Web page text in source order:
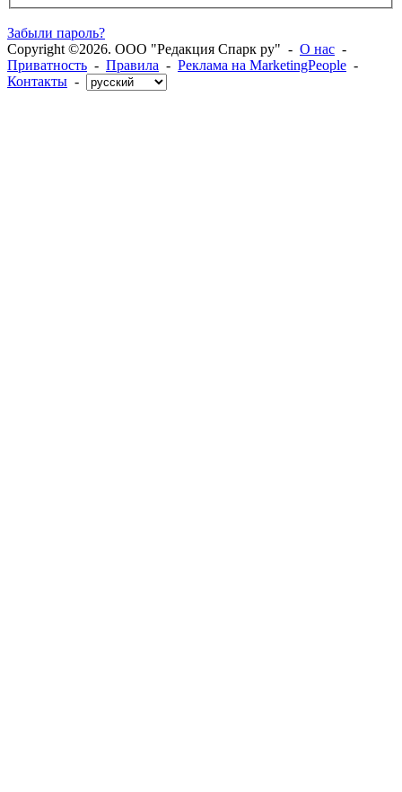
Забыли пароль?
Copyright ©2026. ООО "Редакция Спарк ру" - О нас -
Приватность - Правила - Реклама на MarketingPeople -
Контакты -